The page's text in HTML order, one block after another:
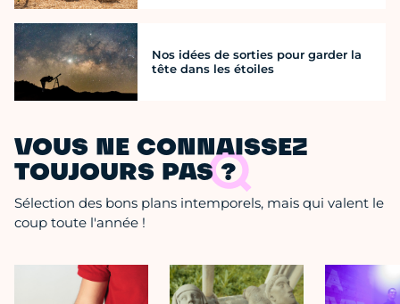
Nos idées de sorties pour garder la
tête dans les étoiles
VOUS NE CONNAISSEZ
TOUJOURS PAS ?
Sélection des bons plans intemporels, mais qui valent le
coup toute l'année !